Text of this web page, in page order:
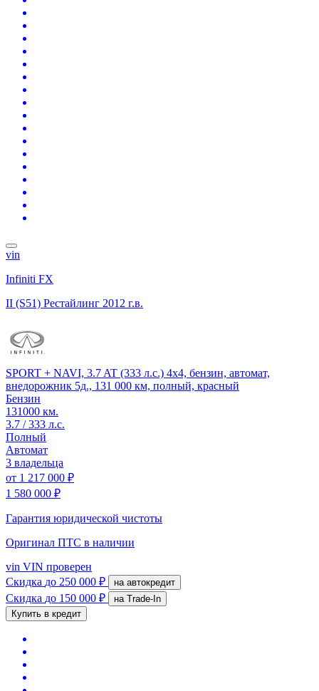
vin
Infiniti FX
II (S51) Рестайлинг 2012 г.в.
SPORT + NAVI, 3.7 AT (333 л.с.) 4x4, бензин, автомат,
внедорожник 5д., 131 000 км, полный, красный
Бензин
131000 км.
3.7 / 333 л.с.
Полный
Автомат
3 владельца
от 1 217 000 ₽
1 580 000 ₽
Гарантия юридической чистоты
Оригинал ПТС в наличии
vin VIN проверен
Скидка до 250 000 ₽ на автокредит
Скидка до 150 000 ₽
на Trade-In
Купить в кредит